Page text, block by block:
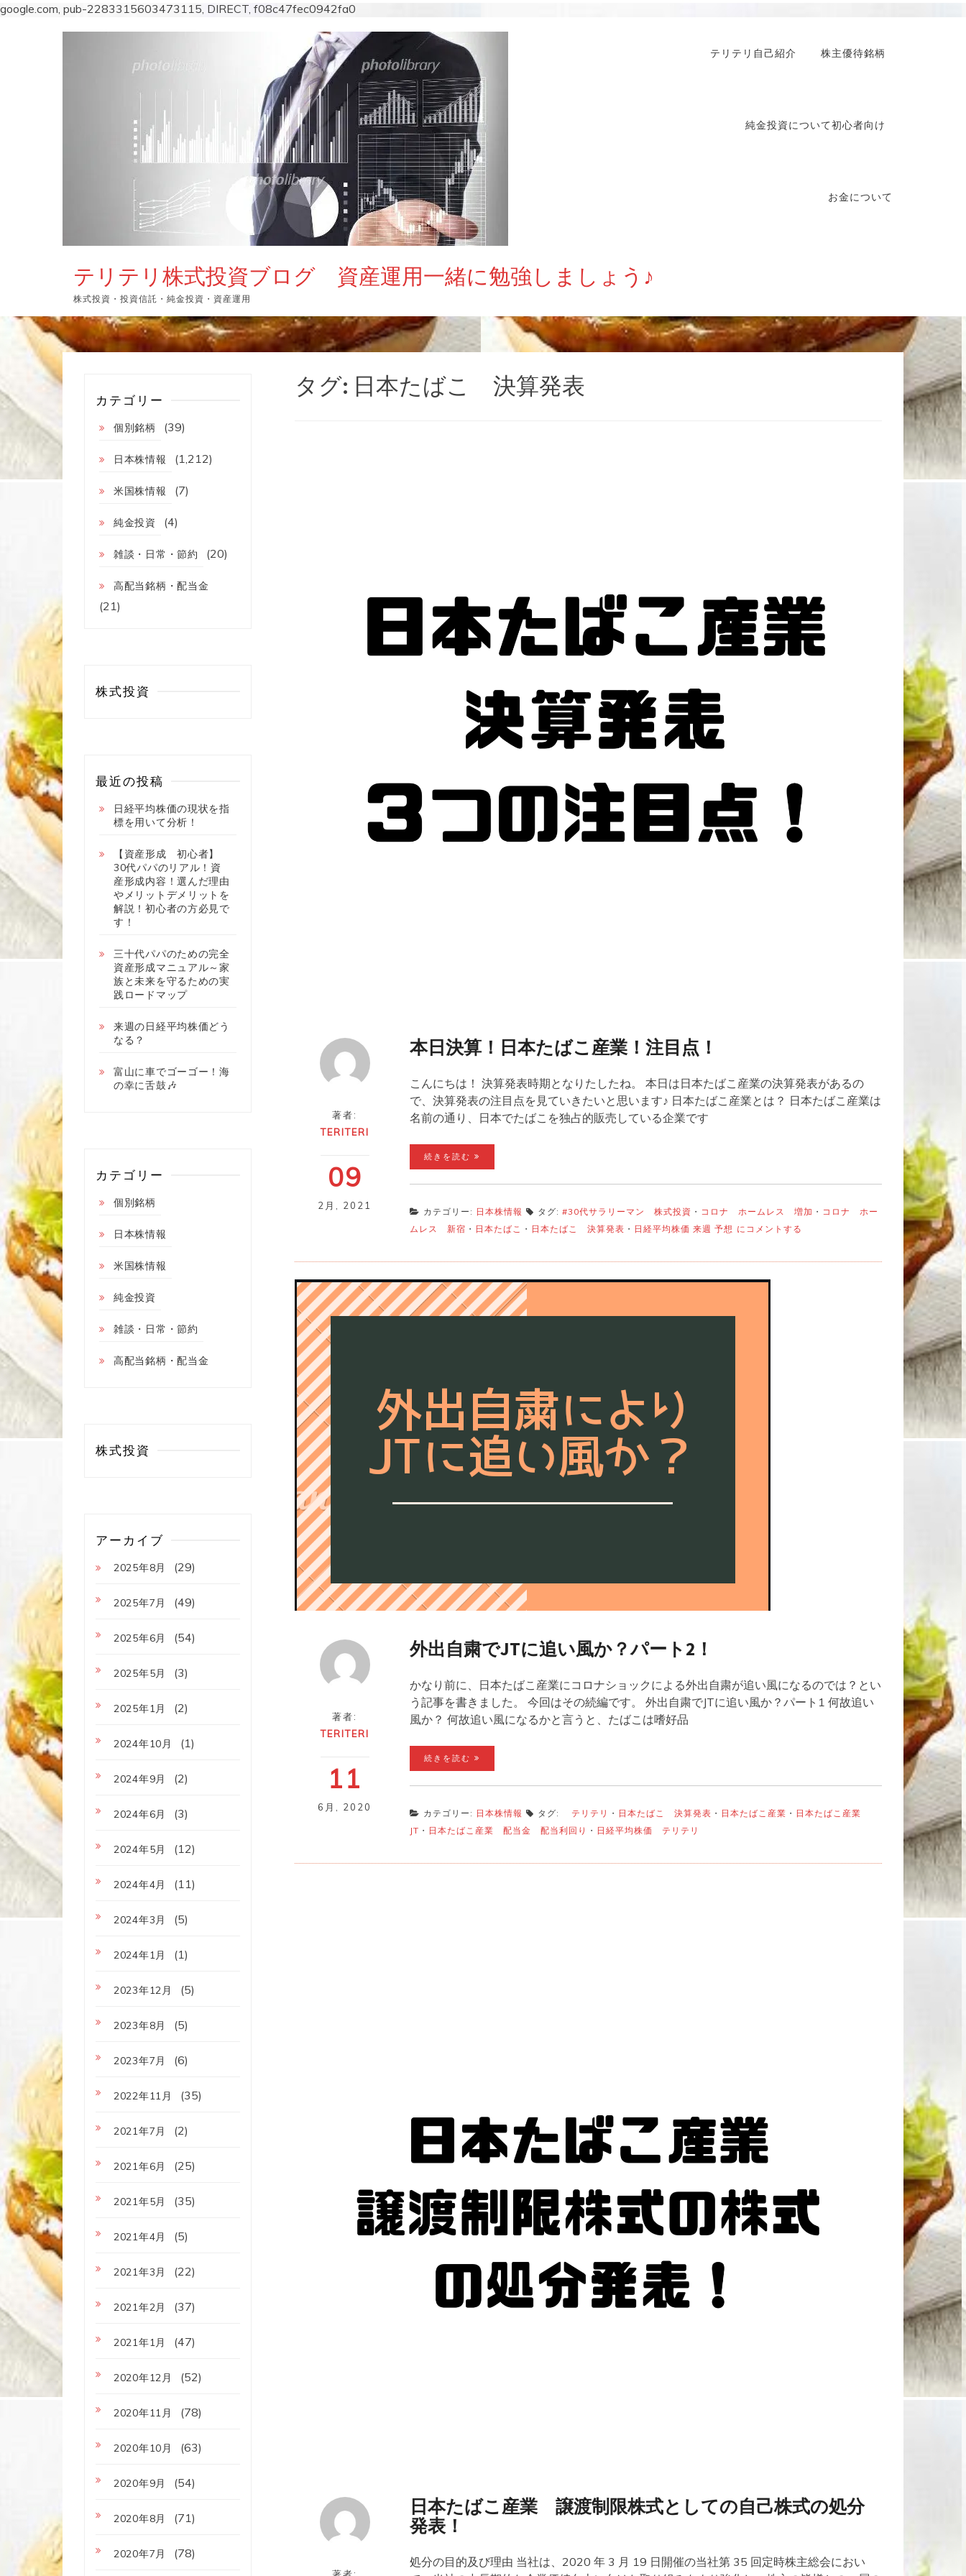
google.com, pub-2283315603473115, DIRECT, f08c47fec0942fa0
テリテリ株式投資ブログ 資産運用一緒に勉強しましょう♪
株式投資・投資信託・純金投資・資産運用
テリテリ自己紹介 株主優待銘柄
純金投資について初心者向け
お金について
タグ: 日本たばこ 決算発表
著者:
TERITERI
09
2月 2021
本日決算！日本たばこ産業！注目点！
こんにちは！ 決算発表時期となりたしたね。 本日は日本たばこ産業の決算発表があるの
で、決算発表の注目点を見ていきたいと思います♪ 日本たばこ産業とは？ 日本たばこ産業は
名前の通り、日本でたばこを独占的販売している企業です
続きを読む
カテゴリー: 日本株情報 タグ: #30代サラリーマン 株式投資 ・ コロナ ホームレス 増加 ・ コロナ ホー
ムレス 新宿 ・ 日本たばこ ・ 日本たばこ 決算発表 ・ 日経平均株価 来週 予想 本
算！
にコメントする
著者:
TERITERI
11
6月 2020
外出自粛でJTに追い風か？パート2！
かなり前に、日本たばこ産業にコロナショックによる外出自粛が追い風になるのでは？とい
う記事を書きました。 今回はその続編です。 外出自粛でJTに追い風か？パート1 何故追い
風か？ 何故追い風になるかと言うと、たばこは嗜好品
続きを読む
カテゴリー: 日本株情報 タグ: テリテリ ・ 日本たばこ 決算発表 ・ 日本たばこ産業 ・ 日本たばこ産業
JT ・ 日本たばこ産業 配当金 配当利回り ・ 日経平均株価 テリテリ
日本たばこ産業 譲渡制限株式としての自己株式の処分
発表！
処分の目的及び理由 当社は、2020 年 3 月 19 日開催の当社第 35 回定時株主総会におい
カテゴリー
個別銘柄 (39)
日本株情報 (1,212)
米国株情報 (7)
純金投資 (4)
雑談・日常・節約 (20)
高配当銘柄・配当金
(21)
株式投資
最近の投稿
日経平均株価の現状を指
標を用いて分析！
【資産形成 初心者】
30代パパのリアル！資
産形成内容！選んだ理由
やメリットデメリットを
解説！初心者の方必見で
す！
三十代パパのための完全
資産形成マニュアル～家
族と未来を守るための実
践ロードマップ
来週の日経平均株価どう
なる？
富山に車でゴーゴー！海
の幸に舌鼓🎶
カテゴリー
個別銘柄
日本株情報
米国株情報
純金投資
雑談・日常・節約
高配当銘柄・配当金
株式投資
アーカイブ
2025年8月 (29)
2025年7月 (49)
2025年6月 (54)
2025年5月 (3)
2025年1月 (2)
2024年10月 (1)
2024年9月 (2)
2024年6月 (3)
2024年5月 (12)
2024年4月 (11)
2024年3月 (5)
2024年1月 (1)
2023年12月 (5)
2023年8月 (5)
2023年7月 (6)
2022年11月 (35)
2021年7月 (2)
2021年6月 (25)
2021年5月 (35)
2021年4月 (5)
2021年3月 (22)
2021年2月 (37)
2021年1月 (47)
2020年12月 (52)
2020年11月 (78)
2020年10月 (63)
2020年9月 (54)
2020年8月 (71)
2020年7月 (78)